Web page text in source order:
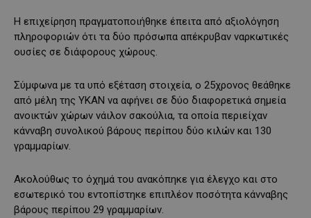
Η επιχείρηση πραγματοποιήθηκε έπειτα από αξιολόγηση
πληροφοριών ότι τα δύο πρόσωπα απέκρυβαν ναρκωτικές
ουσίες σε διάφορους χώρους.
Σύμφωνα με τα υπό εξέταση στοιχεία, ο 25χρονος θεάθηκε
από μέλη της ΥΚΑΝ να αφήνει σε δύο διαφορετικά σημεία
ανοικτών χώρων νάιλον σακούλια, τα οποία περιείχαν
κάνναβη συνολικού βάρους περίπου δύο κιλών και 130
γραμμαρίων.
Ακολούθως το όχημά του ανακόπηκε για έλεγχο και στο
εσωτερικό του εντοπίστηκε επιπλέον ποσότητα κάνναβης
βάρους περίπου 29 γραμμαρίων.